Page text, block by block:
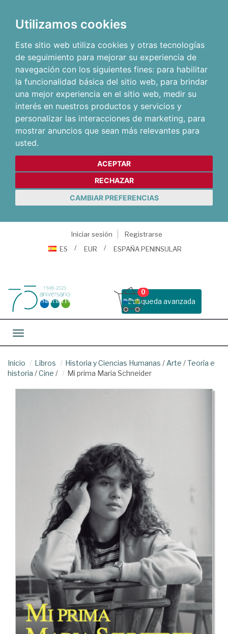
Utilizamos cookies
Este sitio web utiliza cookies y otras tecnologías
de seguimiento para mejorar su experiencia de
navegación con los siguientes fines: para habilitar
la funcionalidad básica del sitio web, para brindar
una mejor experiencia en el sitio web, medir su
interés en nuestros productos y servicios y
personalizar las interacciones de marketing, para
mostrar anuncios que sean más relevantes para
usted.
ACEPTAR
RECHAZAR
CAMBIAR PREFERENCIAS
Iniciar sesión
Registrarse
ES
EUR ESPAÑA PENINSULAR
Busqueda avanzada
0
Toggle navigation
Inicio Libros Historia y Ciencias Humanas / Arte /Teoría e
historia /Cine / Mi prima Maria Schneider